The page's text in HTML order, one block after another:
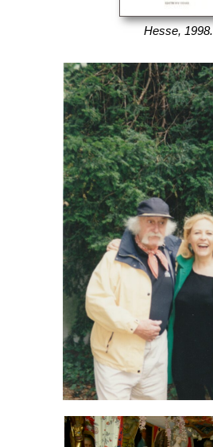
Hesse, 1998.